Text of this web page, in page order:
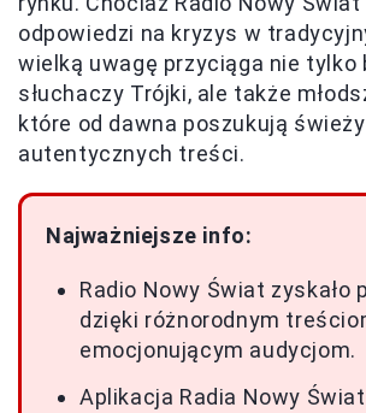
odpowiedzi na kryzys w
wielką uwagę przyciąga nie tylko
słuchaczy Trójki, ale także
które od dawna poszukują
autentycznych treści.
Najważniejsze info:
Radio Nowy Świat zyskało
dzięki różnorodnym
emocjonującym audycjom.
Aplikacja Radia Nowy